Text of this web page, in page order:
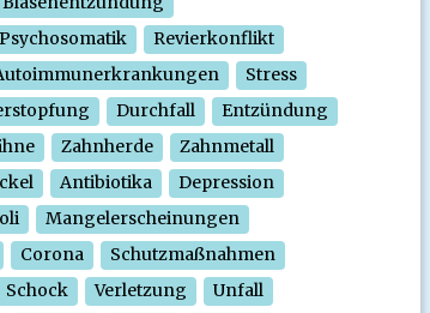
Psychosomatik
Revierkonflikt
Stress
Durchfall
Entzündung
Zahnherde
Zahnmetall
Antibiotika
Depression
Mangelerscheinungen
Corona
Schutzmaßnahmen
Schock Verletzung
Unfall